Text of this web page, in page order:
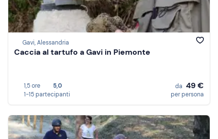
Gavi, Alessandria
Caccia al tartufo a Gavi in Piemonte
1,5 ore
5,0
1-15 partecipanti
da 49 €
per persona